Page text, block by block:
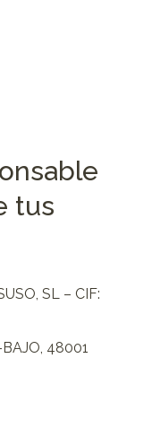
tus
SL – CIF:
48001